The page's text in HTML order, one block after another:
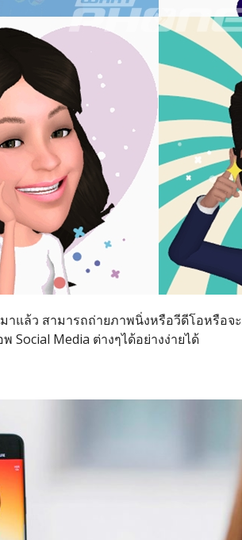
าแล้ว สามารถถ่ายภาพนิ่งหรือวีดีโอหรือจะ
Social Media ต่างๆได้อย่างง่ายได้